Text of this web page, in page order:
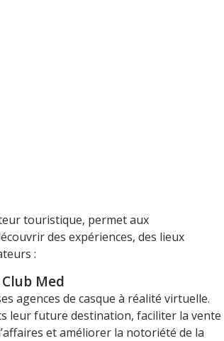
touristique, permet aux
des expériences, des lieux
:
Med
agences de casque à réalité virtuelle.
leur future destination, faciliter la vente
et améliorer la notoriété de la